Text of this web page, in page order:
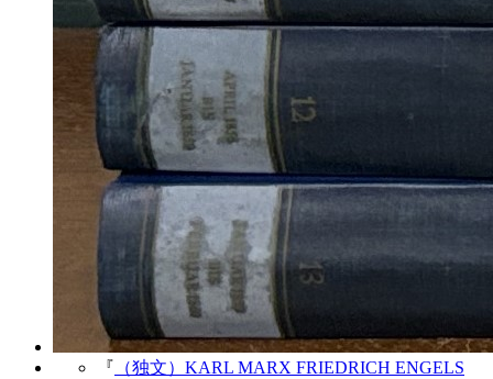
『 （独文）KARL MARX FRIEDRICH ENGELS